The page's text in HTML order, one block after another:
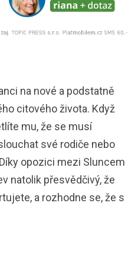
na nové a podstatně
citového života. Když
mu, že se musí
své rodiče nebo
opozici mezi Sluncem
natolik přesvědčivý, že
a rozhodne se, že s